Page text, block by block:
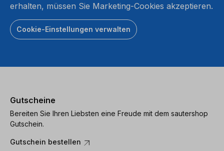
erhalten, müssen Sie Marketing-Cookies akzeptieren.
Cookie-Einstellungen verwalten
Gutscheine
Bereiten Sie Ihren Liebsten eine Freude mit dem sautershop
Gutschein.
Gutschein bestellen